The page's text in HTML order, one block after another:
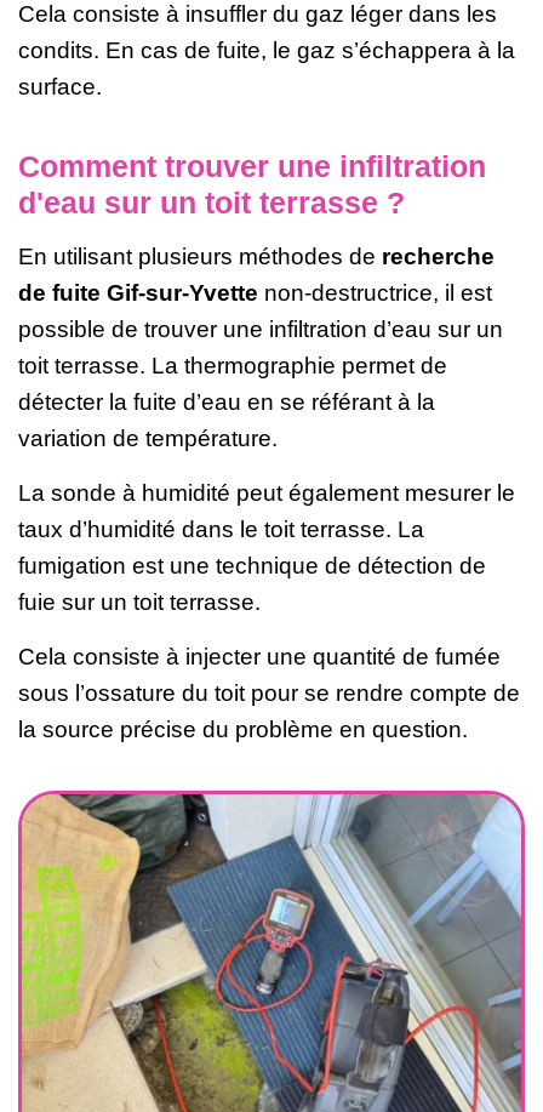
Cela consiste à insuffler du gaz léger dans les
condits. En cas de fuite, le gaz s’échappera à la
surface.
Comment trouver une infiltration
d'eau sur un toit terrasse ?
En utilisant plusieurs méthodes de recherche
de fuite Gif-sur-Yvette non-destructrice, il est
possible de trouver une infiltration d’eau sur un
toit terrasse. La thermographie permet de
détecter la fuite d’eau en se référant à la
variation de température.
La sonde à humidité peut également mesurer le
taux d’humidité dans le toit terrasse. La
fumigation est une technique de détection de
fuie sur un toit terrasse.
Cela consiste à injecter une quantité de fumée
sous l’ossature du toit pour se rendre compte de
la source précise du problème en question.